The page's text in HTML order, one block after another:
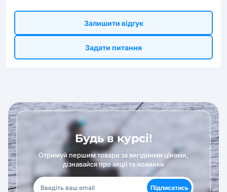
Залишити відгук
Задати питання
Будь в курсі!
Отримуй першим товари за вигідними цінами,
дізнавайся про акції та новинки
Підписатись